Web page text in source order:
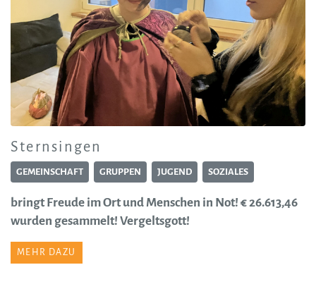
Sternsingen
GEMEINSCHAFT GRUPPEN JUGEND SOZIALES
bringt Freude im Ort und Menschen in Not! € 26.613,46
wurden gesammelt! Vergeltsgott!
MEHR DAZU